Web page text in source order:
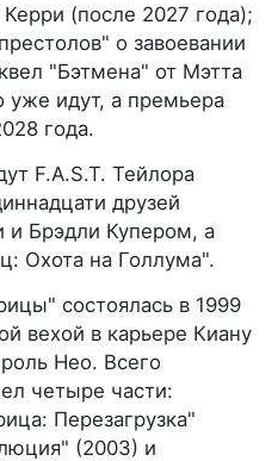
(после 2027 года);
о завоевании
"Бэтмена" от Мэтта
уже идут, а премьера
года.
F.A.S.T. Тейлора
друзей
Брэдли Купером, а
Охота на Голлума".
состоялась в 1999
вехой в карьере Киану
Нео. Всего
четыре части:
Перезагрузка"
(2003) и